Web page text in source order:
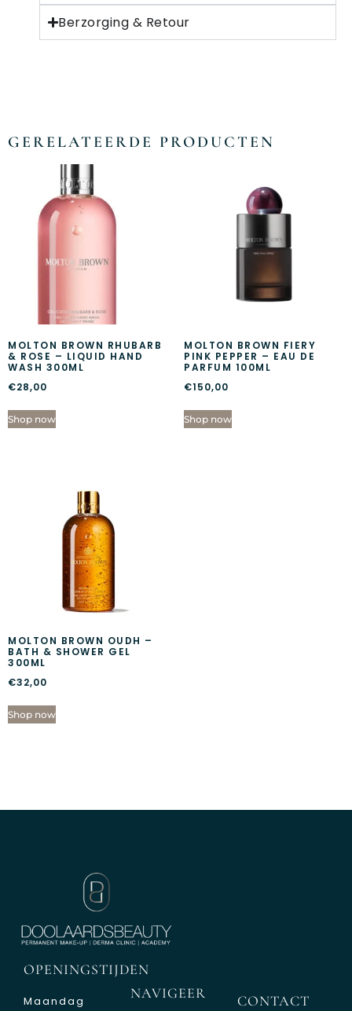
Berzorging & Retour
GERELATEERDE PRODUCTEN
MOLTON BROWN RHUBARB
& ROSE – LIQUID HAND
WASH 300ML
€28,00
Shop now
MOLTON BROWN FIERY
PINK PEPPER – EAU DE
PARFUM 100ML
€150,00
Shop now
MOLTON BROWN OUDH –
BATH & SHOWER GEL
300ML
€32,00
Shop now
OPENINGSTIJDEN
Maandag
NAVIGEER CONTACT